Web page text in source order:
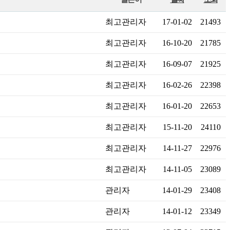
최고관리자 17-01-02 21493
최고관리자 16-10-20 21785
최고관리자 16-09-07 21925
최고관리자 16-02-26 22398
최고관리자 16-01-20 22653
최고관리자 15-11-20 24110
최고관리자 14-11-27 22976
최고관리자 14-11-05 23089
관리자 14-01-29 23408
관리자 14-01-12 23349